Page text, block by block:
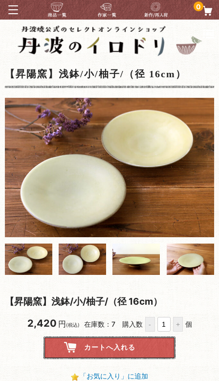
0
【昇陽窯】浅鉢/小/柚子/（径 16cm）
【昇陽窯】浅鉢/小/柚子/（径 16cm）
2,420 円 (税込) 在庫数：7 購入数 個
「お気に入り」に追加